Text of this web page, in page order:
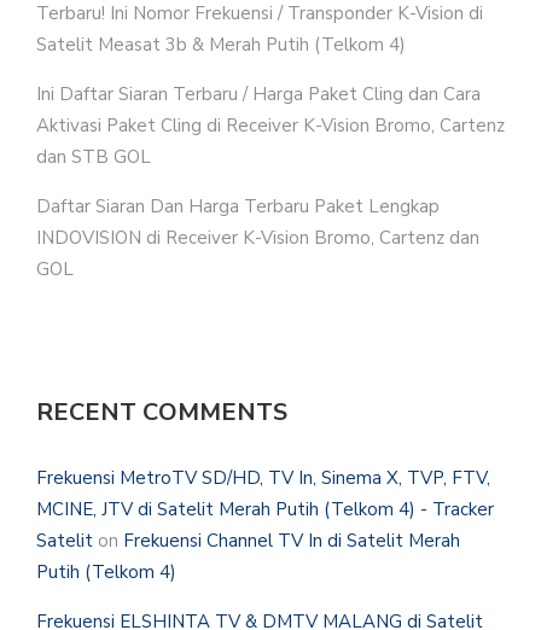
Terbaru! Ini Nomor Frekuensi / Transponder K-Vision di
Satelit Measat 3b & Merah Putih (Telkom 4)
Ini Daftar Siaran Terbaru / Harga Paket Cling dan Cara
Aktivasi Paket Cling di Receiver K-Vision Bromo, Cartenz
dan STB GOL
Daftar Siaran Dan Harga Terbaru Paket Lengkap
INDOVISION di Receiver K-Vision Bromo, Cartenz dan
GOL
RECENT COMMENTS
Frekuensi MetroTV SD/HD, TV In, Sinema X, TVP, FTV,
MCINE, JTV di Satelit Merah Putih (Telkom 4) - Tracker
Satelit on Frekuensi Channel TV In di Satelit Merah
Putih (Telkom 4)
Frekuensi ELSHINTA TV & DMTV MALANG di Satelit